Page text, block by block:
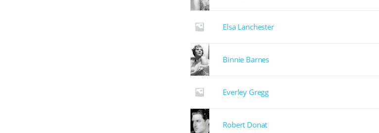
Elsa Lanchester
Binnie Barnes
Everley Gregg
Robert Donat